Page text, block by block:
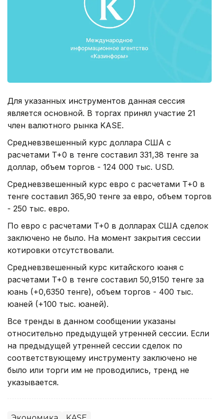
Для указанных инструментов данная сессия
является основной. В торгах принял участие 21
член валютного рынка KASE.
Средневзвешенный курс доллара США с
расчетами T+0 в тенге составил 331,38 тенге за
доллар, объем торгов - 124 000 тыс. USD.
Средневзвешенный курс евро с расчетами T+0 в
тенге составил 365,90 тенге за евро, объем торгов
- 250 тыс. евро.
По евро с расчетами T+0 в долларах США сделок
заключено не было. На момент закрытия сессии
котировки отсутствовали.
Средневзвешенный курс китайского юаня с
расчетами T+0 в тенге составил 50,9150 тенге за
юань (+0,6350 тенге), объем торгов - 400 тыс.
юаней (+100 тыс. юаней).
Все тренды в данном сообщении указаны
относительно предыдущей утренней сессии. Если
на предыдущей утренней сессии сделок по
соответствующему инструменту заключено не
было или торги им не проводились, тренд не
указывается.